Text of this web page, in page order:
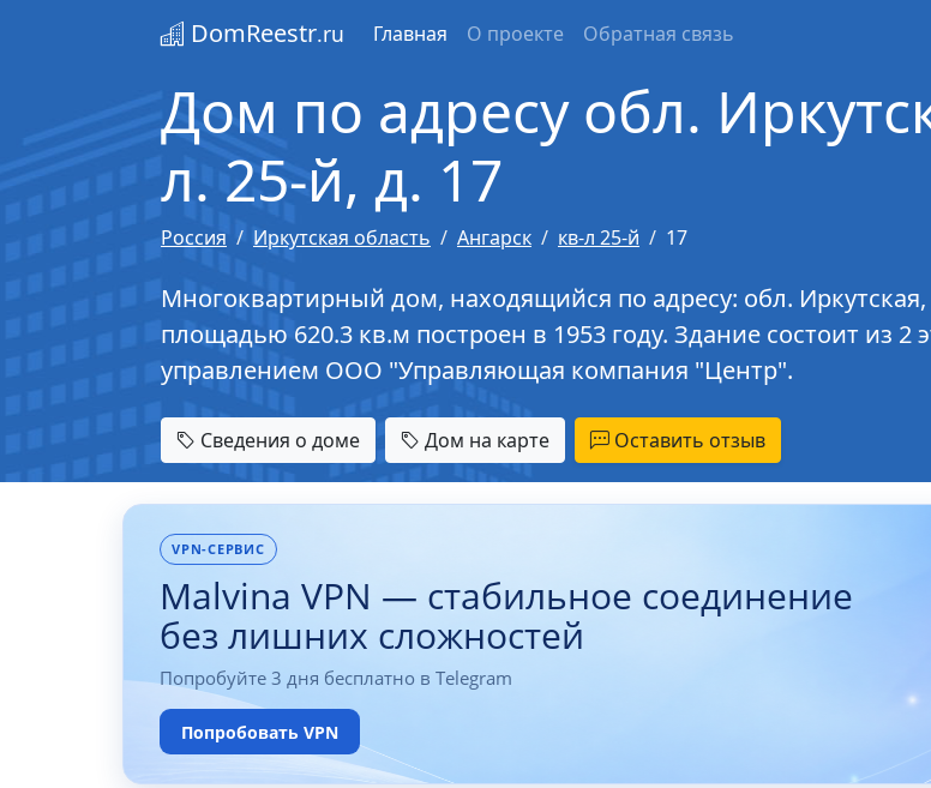
DomReestr.ru Главная О проекте Обратная связь
Дом по адресу обл.
л. 25-й, д. 17
Россия Иркутская область Ангарск кв-л 25-й 17
Многоквартирный дом, находящийся по адресу: обл. Иркутская,
площадью 620.3 кв.м построен в 1953 году. Здание состоит из
управлением ООО "Управляющая компания "Центр".
Сведения о доме Дом на карте Оставить отзыв
VPN-СЕРВИС
Malvina VPN — стабильное соединение
без лишних сложностей
Попробуйте 3 дня бесплатно в Telegram
Попробовать VPN